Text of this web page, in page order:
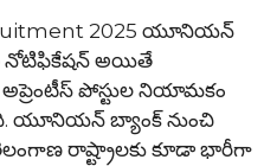
2025 యూనియన్
నోటిఫికేషన్ అయితే
అప్రెంటీస్ పోస్టుల నియామకం
యూనియన్ బ్యాంక్ నుంచి
తెలంగాణ రాష్ట్రాలకు కూడా భారీగా